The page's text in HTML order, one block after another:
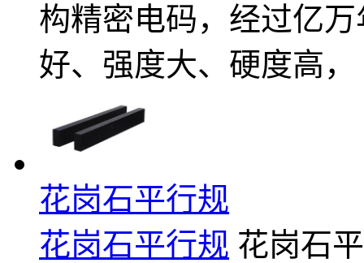
构精密电码，经过亿
好、强度大、硬度高，
花岗石平行规
花岗石平行规 花岗石